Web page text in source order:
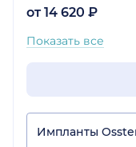
от 14 620 ₽
Показать все
Импланты